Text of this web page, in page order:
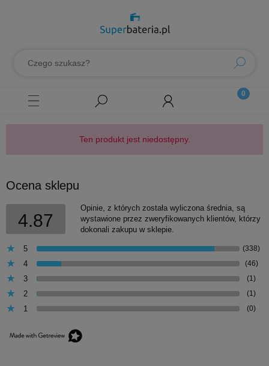
Ten produkt jest niedostępny.
Ocena sklepu
4.87
Opinie, z których została wyliczona średnia, są
wystawione przez zweryfikowanych klientów, którzy
dokonali zakupu w sklepie.
5 (338)
4 (46)
3 (1)
2 (1)
1 (0)